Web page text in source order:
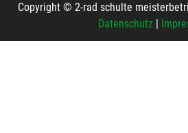
Copyright © 2-rad schulte
Datenschutz|